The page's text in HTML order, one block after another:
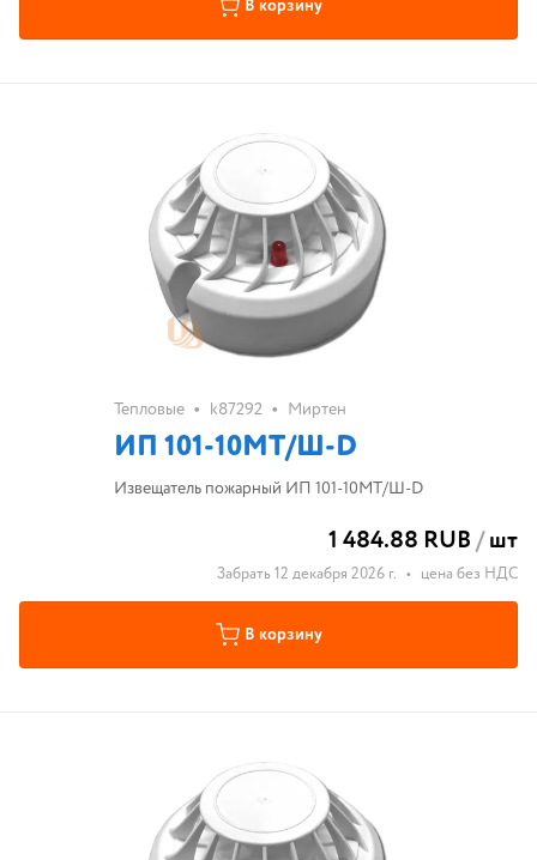
В корзину
Тепловые • k87292 • Миртен
ИП 101-10МТ/Ш-D
Извещатель пожарный ИП 101-10МТ/Ш-D
1 484.88 RUB/шт
Забрать 12 декабря 2026 г. • цена без НДС
В корзину